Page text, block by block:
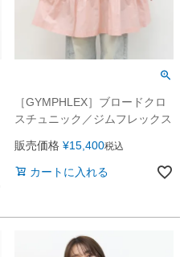
［GYMPHLEX］ブロードクロ
スチュニック／ジムフレックス
販売価格 ¥15,400税込
カートに入れる